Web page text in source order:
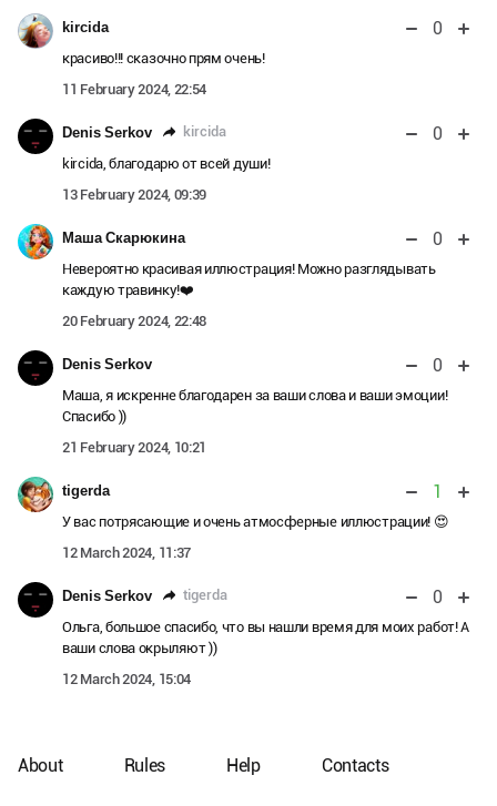
kircida 0
красиво!!! сказочно прям очень!
11 February 2024, 22:54
Denis Serkov kircida 0
kircida, благодарю от всей души!
13 February 2024, 09:39
Маша Скарюкина 0
Невероятно красивая иллюстрация! Можно разглядывать
каждую травинку!❤️
20 February 2024, 22:48
Denis Serkov 0
Маша, я искренне благодарен за ваши слова и ваши эмоции!
Спасибо ))
21 February 2024, 10:21
tigerda 1
У вас потрясающие и очень атмосферные иллюстрации! 😍
12 March 2024, 11:37
Denis Serkov tigerda 0
Ольга, большое спасибо, что вы нашли время для моих работ! А
ваши слова окрыляют ))
12 March 2024, 15:04
About Rules Help Contacts